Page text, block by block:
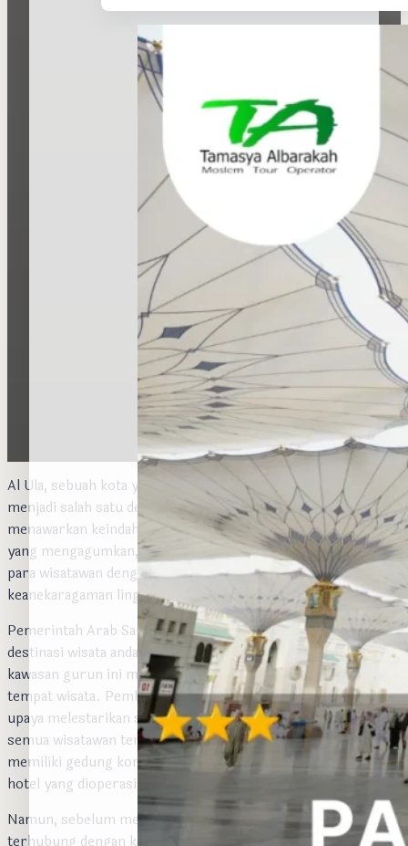
Al Ula, sebuah kota yang terletak di barat laut Arab Saudi, kini
menjadi salah satu destinasi wisata yang sedang naik daun,
menawarkan keindahan alam yang luar biasa, situs sejarah
yang mengagumkan, dan budaya yang kaya. Al Ula memukau
para wisatawan dengan menampilkan perpaduan unik antara
keanekaragaman lingkungan dan sejarah yang bermakna.
Pemerintah Arab Saudi bahkan menjadikan Al-Ula sebagai
destinasi wisata andalan. Dalam beberapa tahun terakhir,
kawasan gurun ini mengalami lonjakan pembangunan sebagai
tempat wisata. Pembangunan ini merupakan bagian dari
upaya melestarikan situs warisan pra-Islam untuk menarik
semua wisatawan termasuk nonmuslim. Tempat ini akan
memiliki gedung konser sendiri, restoran, dan beberapa
hotel yang dioperasikan oleh manajemen internasional.
Namun, sebelum menjadi permata pariwisata, Al-Ula pernah
terhubung dengan kisah-kisah misterius yang melibatkan